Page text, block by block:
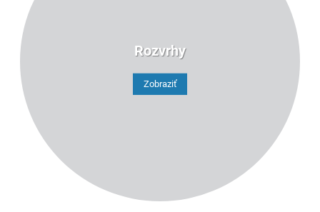
Rozvrhy
Zobraziť